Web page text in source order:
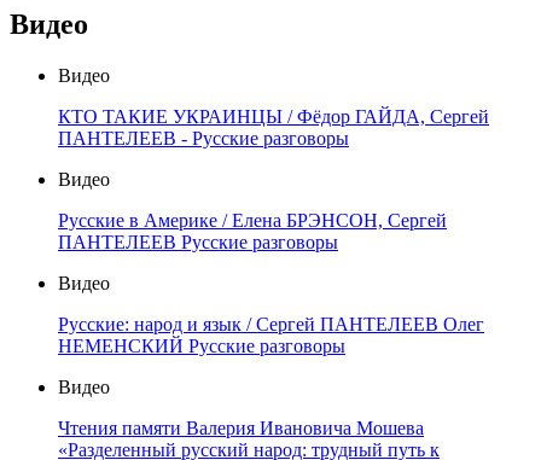
Видео
Видео
КТО ТАКИЕ УКРАИНЦЫ / Фёдор ГАЙДА, Сергей
ПАНТЕЛЕЕВ - Русские разговоры
Видео
Русские в Америке / Елена БРЭНСОН, Сергей
ПАНТЕЛЕЕВ Русские разговоры
Видео
Русские: народ и язык / Сергей ПАНТЕЛЕЕВ Олег
НЕМЕНСКИЙ Русские разговоры
Видео
Чтения памяти Валерия Ивановича Мошева
«Разделенный русский народ: трудный путь к